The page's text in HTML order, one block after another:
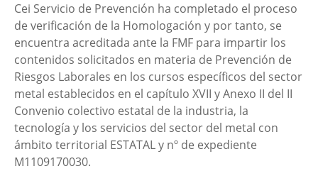
Cei Servicio de Prevención ha completado el proceso
de verificación de la Homologación y por tanto, se
encuentra acreditada ante la FMF para impartir los
contenidos solicitados en materia de Prevención de
Riesgos Laborales en los cursos específicos del sector
metal establecidos en el capítulo XVII y Anexo II del II
Convenio colectivo estatal de la industria, la
tecnología y los servicios del sector del metal con
ámbito territorial ESTATAL y nº de expediente
M1109170030.